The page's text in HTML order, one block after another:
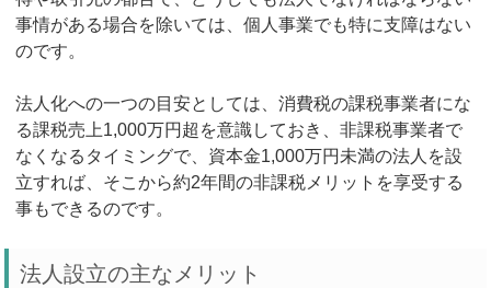
事情がある場合を除いては、個人事業でも特に支障はない
のです。
法人化への一つの目安としては、消費税の課税事業者にな
る課税売上1,000万円超を意識しておき、非課税事業者で
なくなるタイミングで、資本金1,000万円未満の法人を設
立すれば、そこから約2年間の非課税メリットを享受する
事もできるのです。
法人設立の主なメリット